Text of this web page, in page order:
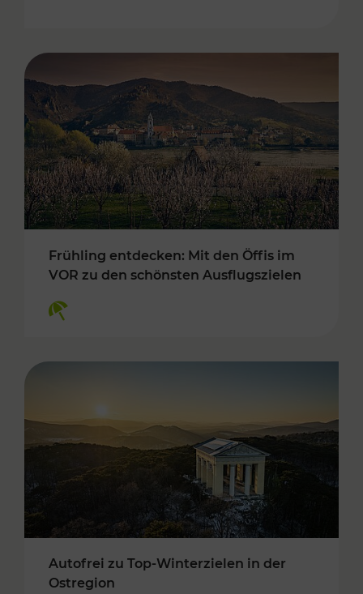
Frühling entdecken: Mit den Öffis im
VOR zu den schönsten Ausflugszielen
Autofrei zu Top-Winterzielen in der
Ostregion